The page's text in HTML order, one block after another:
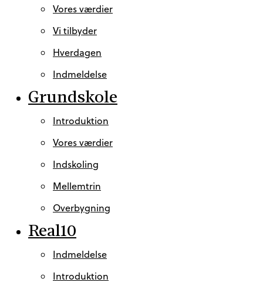
Vores værdier
Vi tilbyder
Hverdagen
Indmeldelse
Grundskole
Introduktion
Vores værdier
Indskoling
Mellemtrin
Overbygning
Real10
Indmeldelse
Introduktion